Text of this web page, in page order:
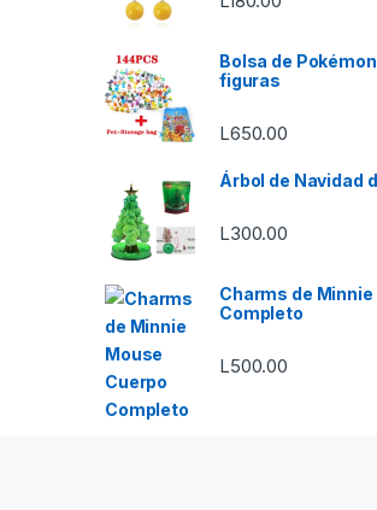
Bolsa de
figuras
L650.00
Árbol de Navidad
L300.00
Charms de
Completo
L500.00